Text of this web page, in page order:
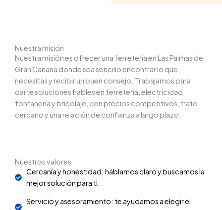
Nuestra misión
Nuestra misión es ofrecer una ferretería en Las Palmas de
Gran Canaria donde sea sencillo encontrar lo que
necesitas y recibir un buen consejo. Trabajamos para
darte soluciones fiables en ferretería, electricidad,
fontanería y bricolaje, con precios competitivos, trato
cercano y una relación de confianza a largo plazo.
Nuestros valores
Cercanía y honestidad: hablamos claro y buscamos la
mejor solución para ti.
Servicio y asesoramiento: te ayudamos a elegir el